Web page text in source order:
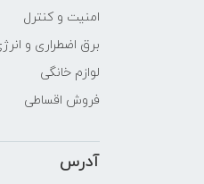
امنیت و کنترل
برق اضطراری و
لوازم خانگی
فروش اقساطی
آدرس